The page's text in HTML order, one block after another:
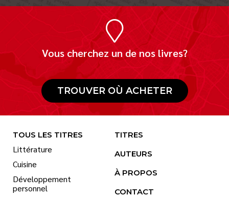
Vous cherchez un de nos livres?
TROUVER OÙ ACHETER
TOUS LES TITRES
Littérature
Cuisine
Développement
personnel
TITRES
AUTEURS
À PROPOS
CONTACT